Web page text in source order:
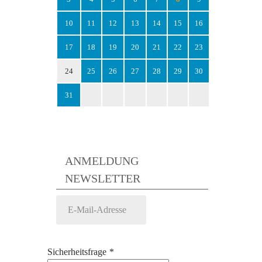
10 11 12 13 14 15 16
17 18 19 20 21 22 23
24 25 26 27 28 29 30
31
ANMELDUNG
NEWSLETTER
Sicherheitsfrage *